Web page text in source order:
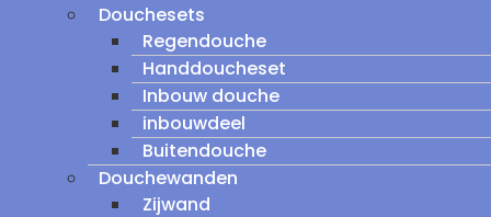
Douchesets
Regendouche
Handdoucheset
Inbouw douche
inbouwdeel
Buitendouche
Douchewanden
Zijwand